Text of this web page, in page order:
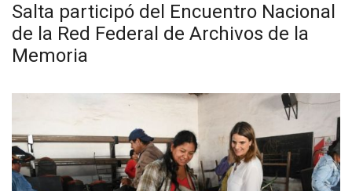
Salta participó del Encuentro Nacional
de la Red Federal de Archivos de la
Memoria